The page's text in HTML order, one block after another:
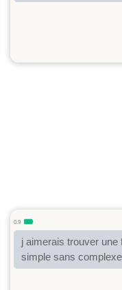
0.9
j aimerais trouver une
simple sans